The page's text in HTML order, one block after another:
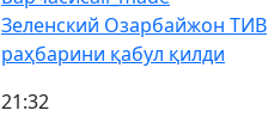
Зеленский Озарбайжон ТИВ
раҳбарини қабул қилди
21:32